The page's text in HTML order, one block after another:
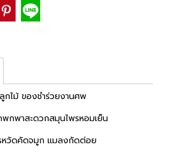
กไม้ ของชำร่วยงานศพ
กพาสะดวกสมุนไพรหอมเย็น
หวัดคัดจมูก แมลงกัดต่อย